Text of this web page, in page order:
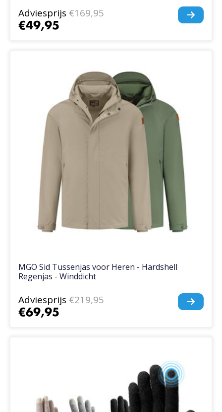
Adviesprijs €169,95
€49,95
MGO Sid Tussenjas voor Heren - Hardshell
Regenjas - Winddicht
Adviesprijs €219,95
€69,95